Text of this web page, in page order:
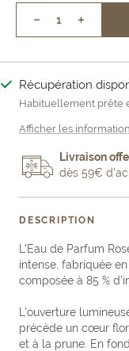
Réduire
la
Augmenter
la
Récupération
Habituellement prête
Afficher les
Livraison
dès 59€
DESCRIPTION
L'Eau de Parfum
intense, fabriquée
composée à 85 %
L’ouverture
précède un cœur
et à la prune. En